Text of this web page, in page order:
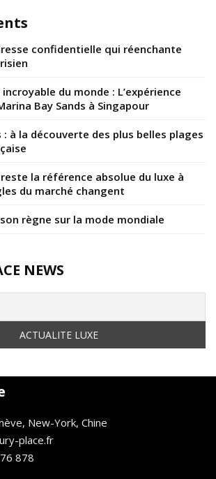
confidentielle qui réenchante
du monde : L’expérience
Bay Sands à Singapour
: à la découverte des plus belles plages
la référence absolue du luxe à
du marché changent
règne sur la mode mondiale
NEWS
New-York, Chine
place.fr
878